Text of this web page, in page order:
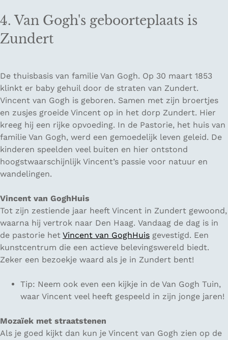
4. Van Gogh's geboorteplaats is
Zundert
De thuisbasis van familie Van Gogh. Op 30 maart 1853
klinkt er baby gehuil door de straten van Zundert.
Vincent van Gogh is geboren. Samen met zijn broertjes
en zusjes groeide Vincent op in het dorp Zundert. Hier
kreeg hij een rijke opvoeding. In de Pastorie, het huis van
familie Van Gogh, werd een gemoedelijk leven geleid. De
kinderen speelden veel buiten en hier ontstond
hoogstwaarschijnlijk Vincent’s passie voor natuur en
wandelingen.
Vincent van GoghHuis
Tot zijn zestiende jaar heeft Vincent in Zundert gewoond,
waarna hij vertrok naar Den Haag. Vandaag de dag is in
de pastorie het Vincent van GoghHuis gevestigd. Een
kunstcentrum die een actieve belevingswereld biedt.
Zeker een bezoekje waard als je in Zundert bent!
Tip: Neem ook even een kijkje in de Van Gogh Tuin,
waar Vincent veel heeft gespeeld in zijn jonge jaren!
Mozaïek met straatstenen
Als je goed kijkt dan kun je Vincent van Gogh zien op de